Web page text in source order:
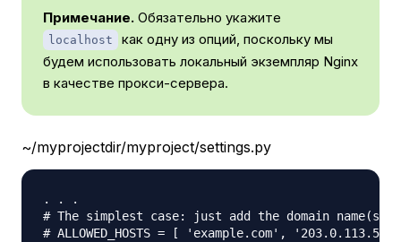
Примечание. Обязательно укажите
localhost
как одну из опций, поскольку мы
будем использовать локальный экземпляр Nginx
в качестве прокси-сервера.
~/myprojectdir/myproject/settings.py
. . .
# The simplest case: just add the domain name(s)
# ALLOWED_HOSTS = [ 'example.com', '203.0.113.5']